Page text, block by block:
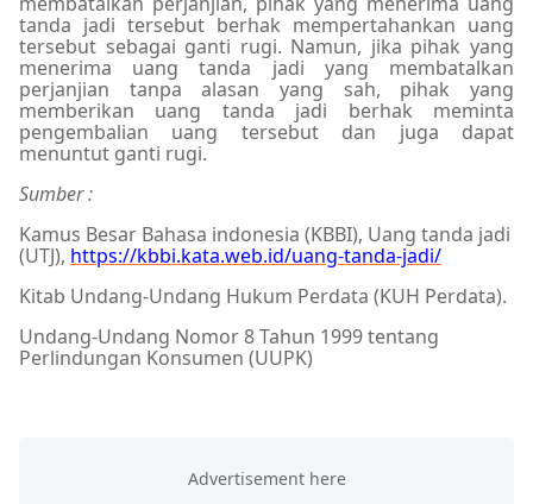
tanda jadi tersebut berhak mempertahankan uang
tersebut sebagai ganti rugi. Namun, jika pihak yang
menerima uang tanda jadi yang membatalkan
perjanjian tanpa alasan yang sah, pihak yang
memberikan uang tanda jadi berhak meminta
pengembalian uang tersebut dan juga dapat
menuntut ganti rugi.
Sumber :
Kamus Besar Bahasa indonesia (KBBI), Uang tanda jadi
(UTJ), https://kbbi.kata.web.id/uang-tanda-jadi/
Kitab Undang-Undang Hukum Perdata (KUH Perdata).
Undang-Undang Nomor 8 Tahun 1999 tentang
Perlindungan Konsumen (UUPK)